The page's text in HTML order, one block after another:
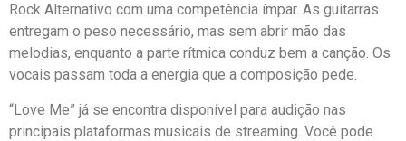
Rock Alternativo com uma competência ímpar. As guitarras
entregam o peso necessário, mas sem abrir mão das
melodias, enquanto a parte rítmica conduz bem a canção. Os
vocais passam toda a energia que a composição pede.
“Love Me” já se encontra disponível para audição nas
principais plataformas musicais de streaming. Você pode